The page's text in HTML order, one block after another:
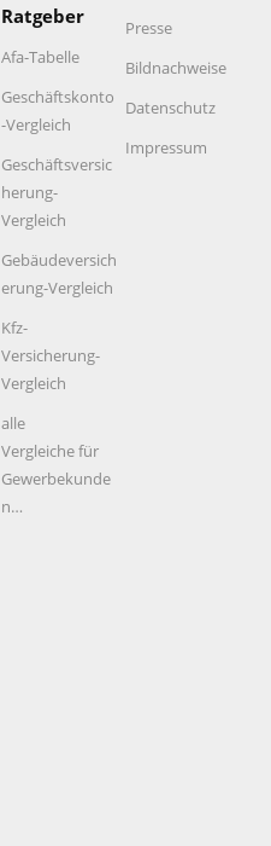
Ratgeber
Afa-Tabelle
Geschäftskonto
-Vergleich
Geschäftsversic
herung-
Vergleich
Gebäudeversich
erung-Vergleich
Kfz-
Versicherung-
Vergleich
alle
Vergleiche für
Gewerbekunde
n…
Presse
Bildnachweise
Datenschutz
Impressum